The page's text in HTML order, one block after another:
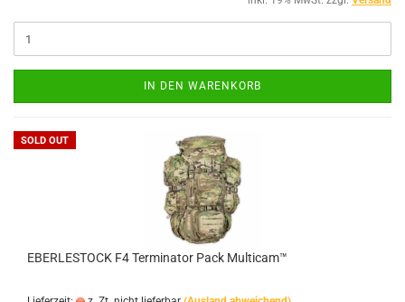
IN DEN WARENKORB
SOLD OUT
EBERLESTOCK F4 Terminator Pack Multicam™